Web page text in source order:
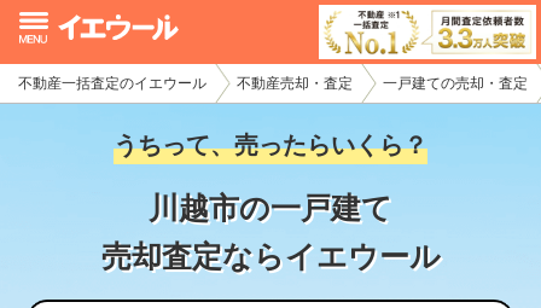
不動産一括査定のイエウール 不動産売却・査定 一戸建ての売却・査定
うちって、売ったらいくら？
川越市の一戸建て
売却査定ならイエウール
イエウール加盟希望の不動産会社様
初めての方へ
不動産売却の流れ
不動産の売却・一括査定